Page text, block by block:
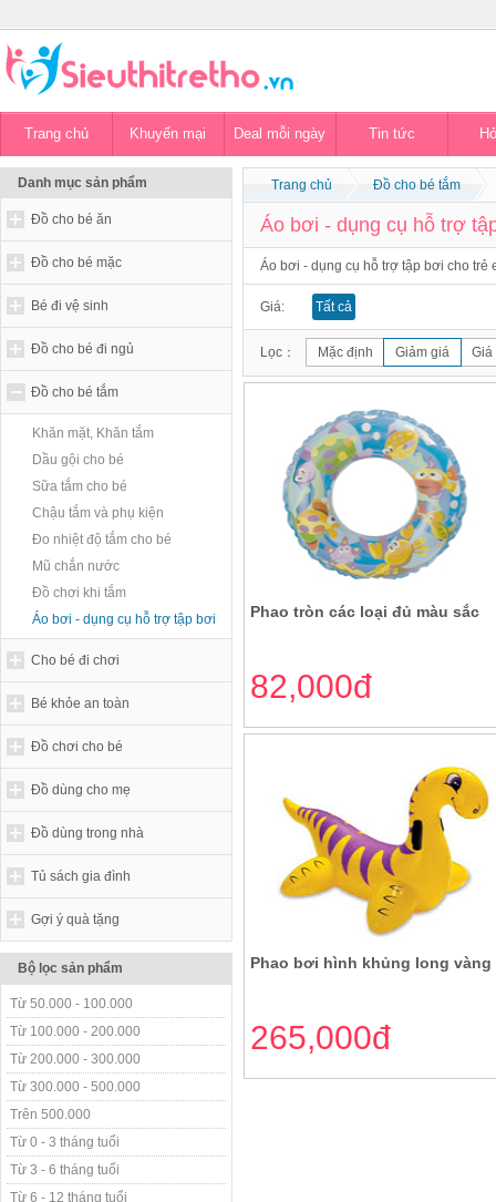
Trang chủ Khuyến mại Deal mỗi ngày Tin tức
Danh mục sản phẩm
Đồ cho bé ăn
Đồ cho bé mặc
Bé đi vệ sinh
Đồ cho bé đi ngủ
Đồ cho bé tắm
Khăn mặt, Khăn tắm
Dầu gội cho bé
Sữa tắm cho bé
Chậu tắm và phụ kiện
Đo nhiệt độ tắm cho bé
Mũ chắn nước
Đồ chơi khi tắm
Áo bơi - dụng cụ hỗ trợ tập bơi
Cho bé đi chơi
Bé khỏe an toàn
Đồ chơi cho bé
Đồ dùng cho mẹ
Đồ dùng trong nhà
Tủ sách gia đình
Gợi ý quà tặng
Bộ lọc sản phẩm
Từ 50.000 - 100.000
Từ 100.000 - 200.000
Từ 200.000 - 300.000
Từ 300.000 - 500.000
Trên 500.000
Từ 0 - 3 tháng tuổi
Từ 3 - 6 tháng tuổi
Từ 6 - 12 tháng tuổi
Trang chủ Đồ cho bé tắm
Áo bơi - dụng cụ hỗ trợ
Áo bơi - dụng cụ hỗ trợ tập bơi cho trẻ
Giá: Tất cả
Lọc： Mặc định Giảm giá Giá
Phao tròn các loại đủ màu sắc
82,000đ
Phao bơi hình khủng long vàng
265,000đ